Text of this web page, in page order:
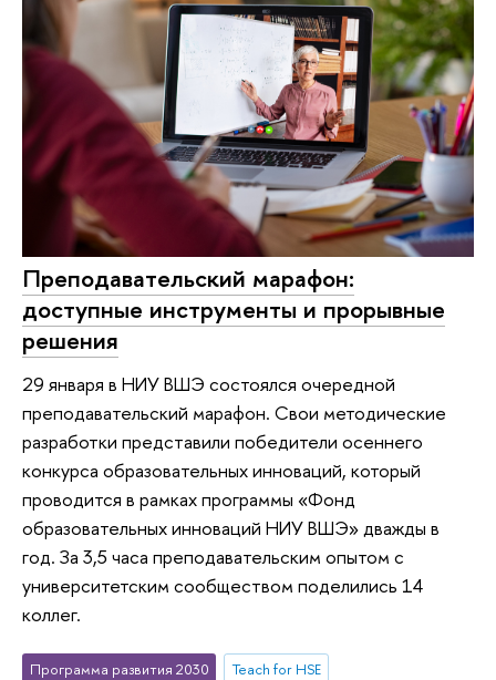
Преподавательский марафон:
доступные инструменты и прорывные
решения
29 января в НИУ ВШЭ состоялся очередной
преподавательский марафон. Свои методические
разработки представили победители осеннего
конкурса образовательных инноваций, который
проводится в рамках программы «Фонд
образовательных инноваций НИУ ВШЭ» дважды в
год. За 3,5 часа преподавательским опытом с
университетским сообществом поделились 14
коллег.
Программа развития 2030
Teach for HSE